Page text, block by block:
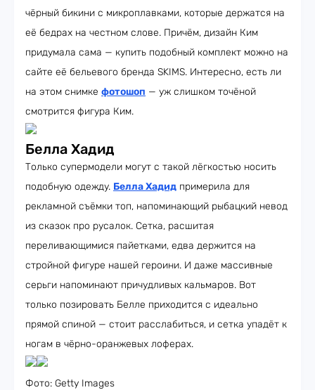
чёрный бикини с микроплавками, которые держатся на
её бедрах на честном слове. Причём, дизайн Ким
придумала сама — купить подобный комплект можно на
сайте её бельевого бренда SKIMS. Интересно, есть ли
на этом снимке фотошоп — уж слишком точёной
смотрится фигура Ким.
Белла Хадид
Только супермодели могут с такой лёгкостью носить
подобную одежду. Белла Хадид примерила для
рекламной съёмки топ, напоминающий рыбацкий невод
из сказок про русалок. Сетка, расшитая
переливающимися пайетками, едва держится на
стройной фигуре нашей героини. И даже массивные
серьги напоминают причудливых кальмаров. Вот
только позировать Белле приходится с идеально
прямой спиной — стоит расслабиться, и сетка упадёт к
ногам в чёрно-оранжевых лоферах.
Фото: Getty Images